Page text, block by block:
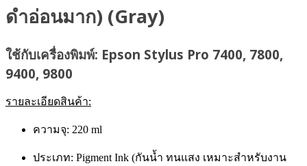
ดำอ่อนมาก) (Gray)
ใช้กับเครื่องพิมพ์: Epson Stylus Pro 7400, 7800,
9400, 9800
รายละเอียดสินค้า:
ความจุ: 220 ml
ประเภท: Pigment Ink (กันน้ำ ทนแสง เหมาะสำหรับงาน